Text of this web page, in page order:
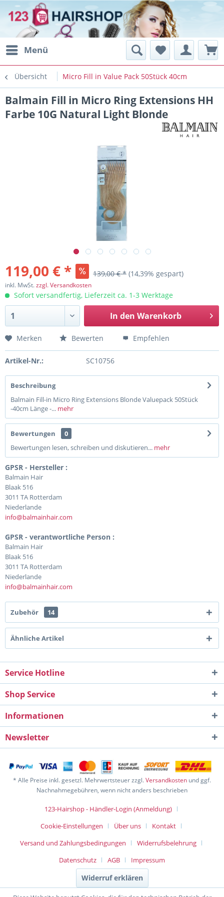
Menü
Übersicht Micro Fill in Value Pack 50Stück 40cm
Balmain Fill in Micro Ring Extensions HH
Farbe 10G Natural Light Blonde
119,00 € * 139,00 € * (14,39% gespart)
inkl. MwSt.zzgl. Versandkosten
Sofort versandfertig, Lieferzeit ca. 1-3 Werktage
In den Warenkorb
Merken Bewerten Empfehlen
Artikel-Nr.: SC10756
Beschreibung
Balmain Fill-in Micro Ring Extensions Blonde Valuepack 50Stück
-40cm Länge -... mehr
Bewertungen
0
Bewertungen lesen, schreiben und diskutieren... mehr
GPSR - Hersteller :
Balmain Hair
Blaak 516
3011 TA Rotterdam
Niederlande
info@balmainhair.com
GPSR - verantwortliche Person :
Balmain Hair
Blaak 516
3011 TA Rotterdam
Niederlande
info@balmainhair.com
Zubehör 14
Ähnliche Artikel
Service Hotline
Shop Service
Informationen
Newsletter
* Alle Preise inkl. gesetzl. Mehrwertsteuer zzgl.Versandkosten und ggf.
Nachnahmegebühren, wenn nicht anders beschrieben
123-Hairshop - Händler-Login (Anmeldung)
Cookie-Einstellungen
Über uns
Kontakt
Versand und Zahlungsbedingungen
Widerrufsbelehrung
Datenschutz
AGB Impressum
Widerruf erklären